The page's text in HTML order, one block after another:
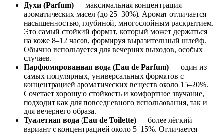
Духи (Parfum) — максимальная концентрация
ароматических масел (до 25–30%). Аромат отличается
насыщенностью, глубиной, многослойным раскрытием.
Это самый стойкий формат, который может держаться
на коже 8–12 часов, формируя выразительный шлейф.
Обычно используется для вечерних выходов, особых
случаев.
Парфюмированная вода (Eau de Parfum) — один из
самых популярных, универсальных форматов с
концентрацией ароматических веществ около 15–20%.
Сочетает хорошую стойкость и комфортное звучание,
подходит как для повседневного использования, так и
для вечернего образа.
Туалетная вода (Eau de Toilette) — более лёгкий
вариант с концентрацией около 5–15%. Отличается